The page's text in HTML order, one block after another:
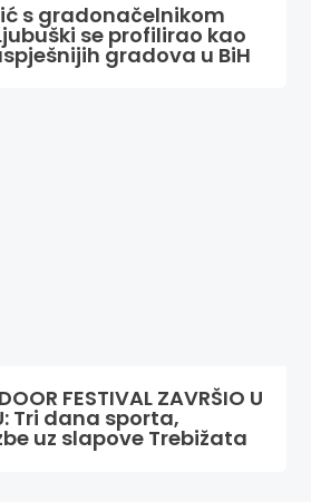
s gradonačelnikom
se profilirao kao
gradova u BiH
FESTIVAL ZAVRŠIO U
Tri dana sporta,
uz slapove Trebižata